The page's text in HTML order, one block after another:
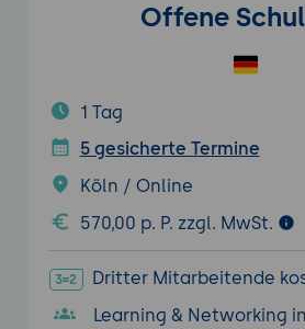
Offene
1 Tag
5 gesicherte Termine
Köln / Online
570,00 p. P. zzgl. MwSt.
Dritter Mitarbeitende
Learning & Networking